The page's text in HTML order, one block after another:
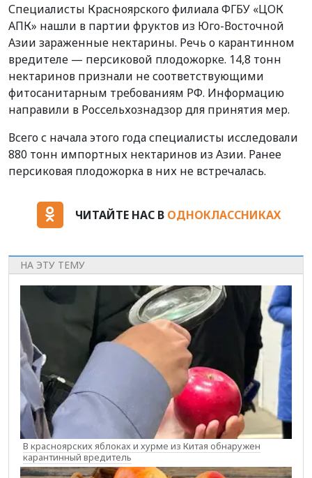
Специалисты Красноярского филиала ФГБУ «ЦОК
АПК» нашли в партии фруктов из Юго-Восточной
Азии зараженные нектарины. Речь о карантинном
вредителе — персиковой плодожорке. 14,8 тонн
нектаринов признали не соответствующими
фитосанитарным требованиям РФ. Информацию
направили в Россельхознадзор для принятия мер.
Всего с начала этого года специалисты исследовали
880 тонн импортных нектаринов из Азии. Ранее
персиковая плодожорка в них не встречалась.
ЧИТАЙТЕ НАС В ОДНОКЛАССНИКАХ
НА ЭТУ ТЕМУ
В красноярских яблоках и хурме из Китая обнаружен
карантинный вредитель